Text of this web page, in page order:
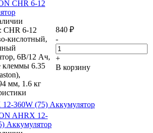
CHR 6-12
CHR 6-12
кислотный,
6В/12 Ач,
клеммы 6.35
мм, 1.6 кг
840 ₽
-
+
В корзину
360W (75) Аккумулятор
AHRX 12-
Аккумулятор